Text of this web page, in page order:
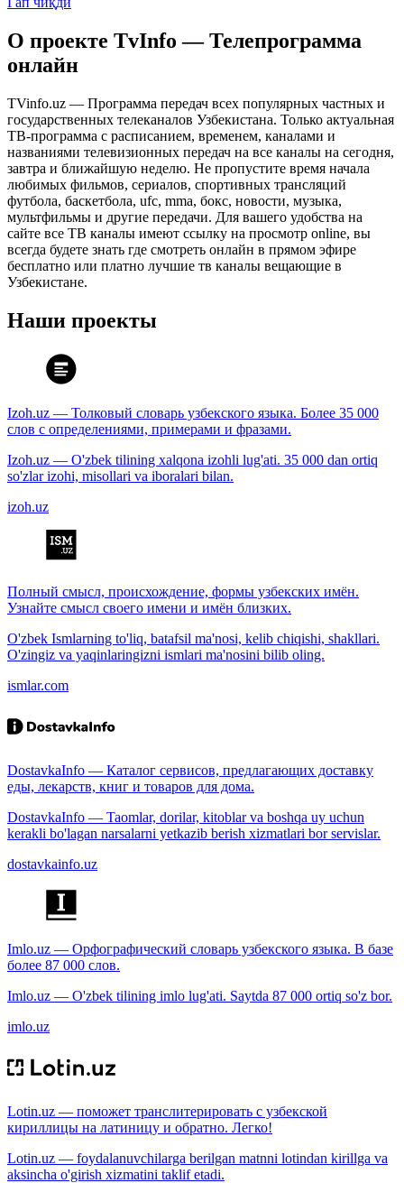
О проекте TvInfo — Телепрограмма
онлайн
TVinfo.uz — Программа передач всех популярных частных и
государственных телеканалов Узбекистана. Только актуальная
ТВ-программа с расписанием, временем, каналами и
названиями телевизионных передач на все каналы на сегодня,
завтра и ближайшую неделю. Не пропустите время начала
любимых фильмов, сериалов, спортивных трансляций
футбола, баскетбола, ufc, mma, бокс, новости, музыка,
мультфильмы и другие передачи. Для вашего удобства на
сайте все ТВ каналы имеют ссылку на просмотр online, вы
всегда будете знать где смотреть онлайн в прямом эфире
бесплатно или платно лучшие тв каналы вещающие в
Узбекистане.
Наши проекты
Izoh.uz — Толковый словарь узбекского языка. Более 35 000
слов с определениями, примерами и фразами.
Izoh.uz — O'zbek tilining xalqona izohli lug'ati. 35 000 dan ortiq
so'zlar izohi, misollari va iboralari bilan.
izoh.uz
Полный смысл, происхождение, формы узбекских имён.
Узнайте смысл своего имени и имён близких.
O'zbek Ismlarning to'liq, batafsil ma'nosi, kelib chiqishi, shakllari.
O'zingiz va yaqinlaringizni ismlari ma'nosini bilib oling.
ismlar.com
DostavkaInfo — Каталог сервисов, предлагающих доставку
еды, лекарств, книг и товаров для дома.
DostavkaInfo — Taomlar, dorilar, kitoblar va boshqa uy uchun
kerakli bo'lagan narsalarni yetkazib berish xizmatlari bor servislar.
dostavkainfo.uz
Imlo.uz — Орфографический словарь узбекского языка. В базе
более 87 000 слов.
Imlo.uz — O'zbek tilining imlo lug'ati. Saytda 87 000 ortiq so'z bor.
imlo.uz
Lotin.uz — поможет транслитерировать с узбекской
кириллицы на латиницу и обратно. Легко!
Lotin.uz — foydalanuvchilarga berilgan matnni lotindan kirillga va
aksincha o'girish xizmatini taklif etadi.